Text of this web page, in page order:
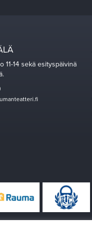
11-14 sekä esityspäivinä